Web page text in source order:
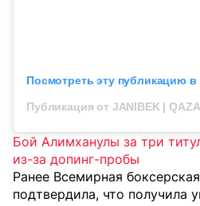
Посмотреть эту публикацию в
Бой Алимханулы за три
из-за допинг-пробы
Ранее Всемирная
подтвердила, что получила